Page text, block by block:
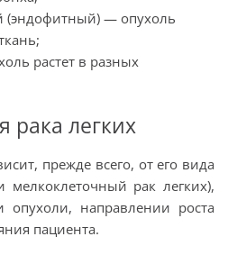
(эндофитный) — опухоль
растет в разных
рака легких
прежде всего, от его вида
мелкоклеточный рак легких),
опухоли, направлении роста
пациента.